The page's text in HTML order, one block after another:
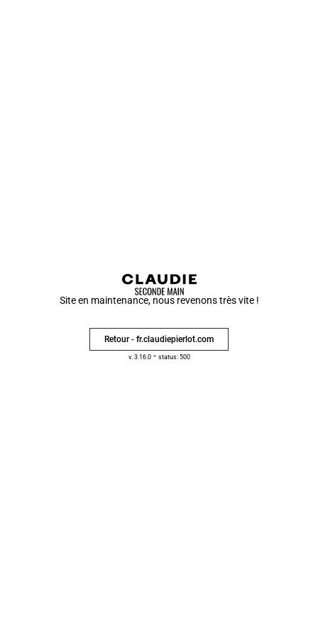
Site en maintenance, nous revenons très vite !
Retour - fr.claudiepierlot.com
v. 3.16.0- status: 500